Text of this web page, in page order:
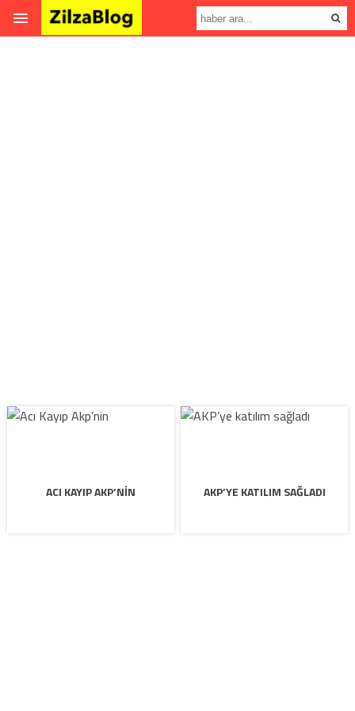
ACI KAYIP AKP’NIN AKP’YE KATILIM SAĞLADI